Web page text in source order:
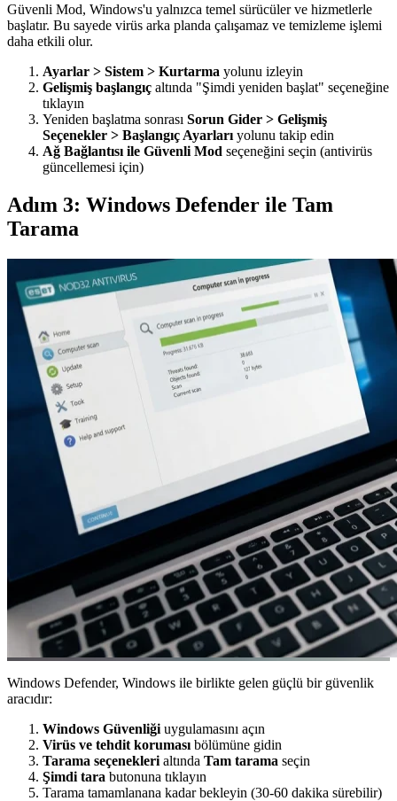
Güvenli Mod, Windows'u yalnızca temel sürücüler ve hizmetlerle
başlatır. Bu sayede virüs arka planda çalışamaz ve temizleme işlemi
daha etkili olur.
Ayarlar > Sistem > Kurtarma yolunu izleyin
Gelişmiş başlangıç altında "Şimdi yeniden başlat" seçeneğine
tıklayın
Yeniden başlatma sonrası Sorun Gider > Gelişmiş
Seçenekler > Başlangıç Ayarları yolunu takip edin
Ağ Bağlantısı ile Güvenli Mod seçeneğini seçin (antivirüs
güncellemesi için)
Adım 3: Windows Defender ile Tam
Tarama
Windows Defender, Windows ile birlikte gelen güçlü bir güvenlik
aracıdır:
Windows Güvenliği uygulamasını açın
Virüs ve tehdit koruması bölümüne gidin
Tarama seçenekleri altında Tam tarama seçin
Şimdi tara butonuna tıklayın
Tarama tamamlanana kadar bekleyin (30-60 dakika sürebilir)